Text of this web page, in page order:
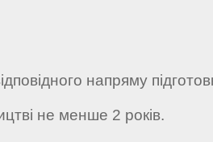
напряму
не менше 2 років.